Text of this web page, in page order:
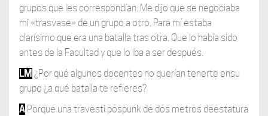
grupos que les correspondían. Me dijo que se negociaba
mi «trasvase» de un grupo a otro. Para mí estaba
clarísimo que era una batalla tras otra. Que lo había sido
antes de la Facultad y que lo iba a ser después.
LM ¿Por qué algunos docentes no querían tenerte ensu
grupo ¿a qué batalla te refieres?
A Porque una travesti pospunk de dos metros deestatura